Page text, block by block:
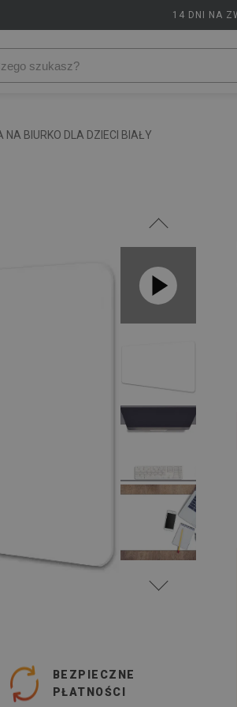
14 DNI NA
NA BIURKO DLA DZIECI BIAŁY
BEZPIECZNE
PŁATNOŚCI